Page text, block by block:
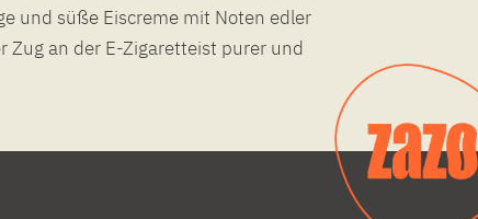
und süße Eiscreme mit Noten edler
Zug an der E-Zigaretteist purer und